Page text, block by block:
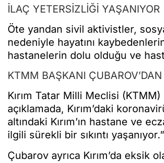
İLAÇ YETERSİZLİĞİ YAŞANIYOR
Öte yandan sivil aktivistler,
nedeniyle hayatını kaybedenlerin
hastanelerin dolu olduğu ve
KTMM BAŞKANI
Kırım Tatar Milli Meclisi
açıklamada, Kırım’daki
altındaki Kırım’ın hastane ve
ilgili sürekli bir sıkıntı
Çubarov ayrıca Kırım’da eksik